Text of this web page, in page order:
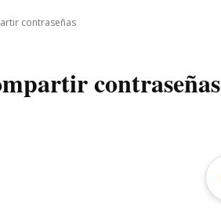
contraseñas
contraseñas